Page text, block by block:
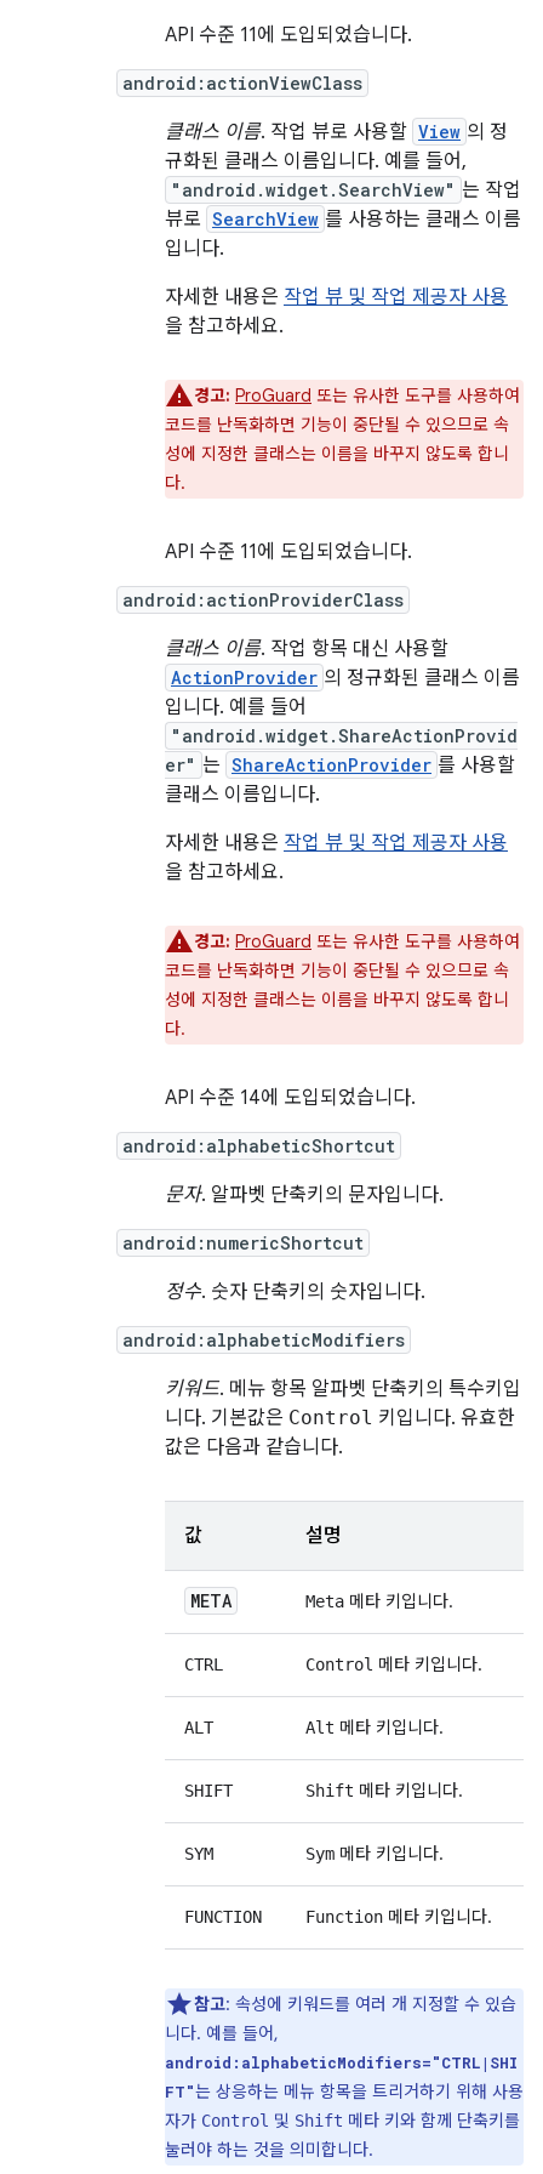
API 수준 11에 도입되었습니다.
android:actionViewClass
클래스 이름. 작업 뷰로 사용할 View 의 정
규화된 클래스 이름입니다. 예를 들어,
"android.widget.SearchView" 는 작업
뷰로 SearchView 를 사용하는 클래스 이름
입니다.
자세한 내용은 작업 뷰 및 작업 제공자 사용
을 참고하세요.
경고: ProGuard 또는 유사한 도구를 사용하여
코드를 난독화하면 기능이 중단될 수 있으므로 속
성에 지정한 클래스는 이름을 바꾸지 않도록 합니
다.
API 수준 11에 도입되었습니다.
android:actionProviderClass
클래스 이름. 작업 항목 대신 사용할
ActionProvider 의 정규화된 클래스 이름
입니다. 예를 들어
"android.widget.ShareActionProvid
er" 는 ShareActionProvider 를 사용할
클래스 이름입니다.
자세한 내용은 작업 뷰 및 작업 제공자 사용
을 참고하세요.
경고: ProGuard 또는 유사한 도구를 사용하여
코드를 난독화하면 기능이 중단될 수 있으므로 속
성에 지정한 클래스는 이름을 바꾸지 않도록 합니
다.
API 수준 14에 도입되었습니다.
android:alphabeticShortcut
문자. 알파벳 단축키의 문자입니다.
android:numericShortcut
정수. 숫자 단축키의 숫자입니다.
android:alphabeticModifiers
키워드. 메뉴 항목 알파벳 단축키의 특수키입
니다. 기본값은 Control 키입니다. 유효한
값은 다음과 같습니다.
값 설명
META Meta 메타 키입니다.
CTRL Control 메타 키입니다.
ALT Alt 메타 키입니다.
SHIFT Shift 메타 키입니다.
SYM Sym 메타 키입니다.
FUNCTION Function 메타 키입니다.
참고: 속성에 키워드를 여러 개 지정할 수 있습
니다. 예를 들어,
android:alphabeticModifiers="CTRL|SHI
FT"는 상응하는 메뉴 항목을 트리거하기 위해 사용
자가 Control 및 Shift 메타 키와 함께 단축키를
눌러야 하는 것을 의미합니다.